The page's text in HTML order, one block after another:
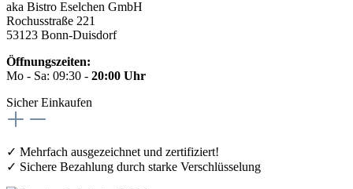
aka Bistro Eselchen GmbH
Rochusstraße 221
53123 Bonn-Duisdorf
Öffnungszeiten:
Mo - Sa: 09:30 - 20:00 Uhr
Sicher Einkaufen
✓ Mehrfach ausgezeichnet und zertifiziert!
✓ Sichere Bezahlung durch starke Verschlüsselung